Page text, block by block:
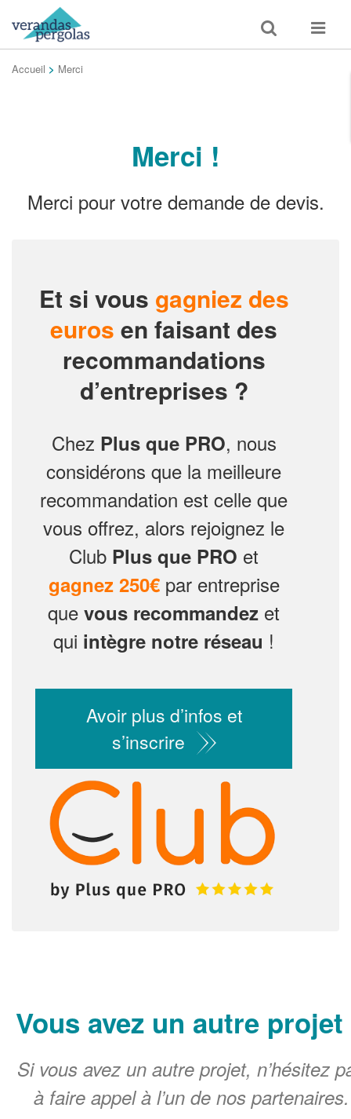
Toggle
search
Toggle
Accueil > Merci
Merci !
Merci pour votre demande de devis.
Et si vous gagniez des
euros en faisant des
recommandations
d’entreprises ?
Chez Plus que PRO, nous
considérons que la meilleure
recommandation est celle que
vous offrez, alors rejoignez le
Club Plus que PRO et
gagnez 250€par entreprise
que vous recommandez et
qui intègre notre réseau !
Avoir plus d’infos et
s’inscrire
Vous avez un autre projet
Si vous avez un autre projet, n’hésitez
à faire appel à l’un de nos partenaires.
✕